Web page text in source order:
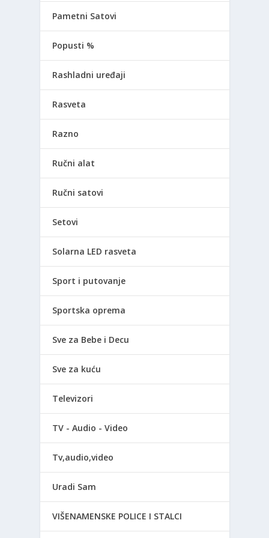
Pametni Satovi
Popusti %
Rashladni uređaji
Rasveta
Razno
Ručni alat
Ručni satovi
Setovi
Solarna LED rasveta
Sport i putovanje
Sportska oprema
Sve za Bebe i Decu
Sve za kuću
Televizori
TV - Audio - Video
Tv,audio,video
Uradi Sam
VIŠENAMENSKE POLICE I STALCI